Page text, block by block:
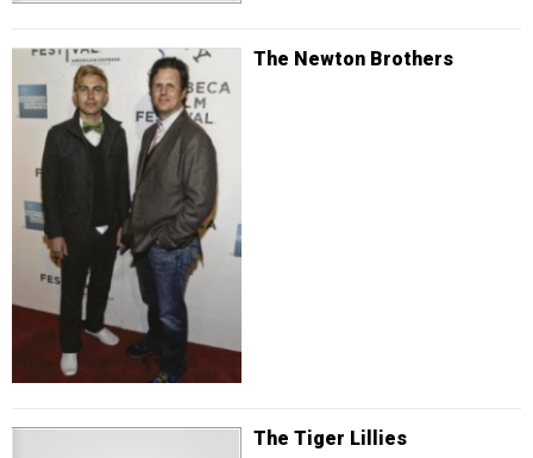
The Newton Brothers
The Tiger Lillies